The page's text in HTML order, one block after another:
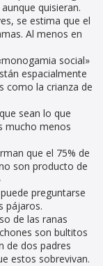
quisieran.
se estima que el
Al menos en
social»
espacialmente
como la crianza de
sean lo que
mucho menos
que el 75% de
son producto de
preguntarse
pájaros.
de las ranas
son bultitos
de dos padres
estos sobrevivan.